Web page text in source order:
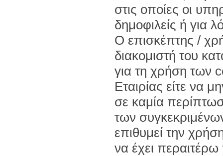
στις οποίες οι
δημοφιλείς ή για
Ο επισκέπτης /
διακομιστή του
για τη χρήση των
Εταιρίας είτε να
σε καμία
των
επιθυμεί την
να έχει